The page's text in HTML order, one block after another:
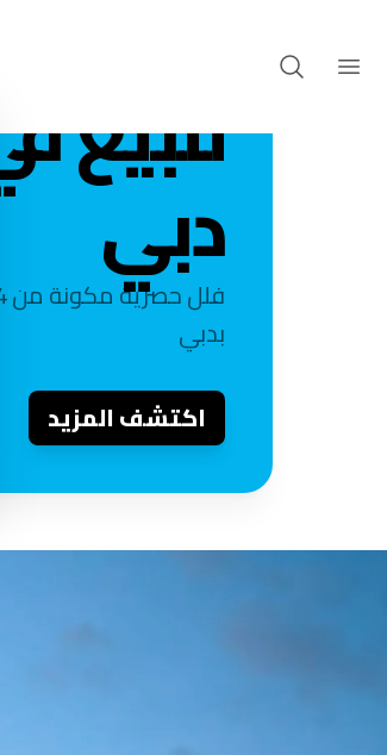
للبيع
دبي
بدبي
اكتشف المزيد